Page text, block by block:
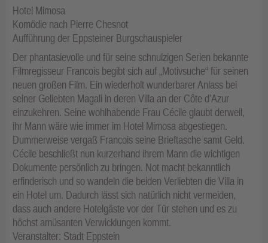
Hotel Mimosa
Komödie nach Pierre Chesnot
Aufführung der Eppsteiner Burgschauspieler
Der phantasievolle und für seine schnulzigen Serien bekannte
Filmregisseur Francois begibt sich auf „Motivsuche“ für seinen
neuen großen Film. Ein wiederholt wunderbarer Anlass bei
seiner Geliebten Magali in deren Villa an der Côte d’Azur
einzukehren. Seine wohlhabende Frau Cécile glaubt derweil,
ihr Mann wäre wie immer im Hotel Mimosa abgestiegen.
Dummerweise vergaß Francois seine Brieftasche samt Geld.
Cécile beschließt nun kurzerhand ihrem Mann die wichtigen
Dokumente persönlich zu bringen. Not macht bekanntlich
erfinderisch und so wandeln die beiden Verliebten die Villa in
ein Hotel um. Dadurch lässt sich natürlich nicht vermeiden,
dass auch andere Hotelgäste vor der Tür stehen und es zu
höchst amüsanten Verwicklungen kommt.
Veranstalter: Stadt Eppstein